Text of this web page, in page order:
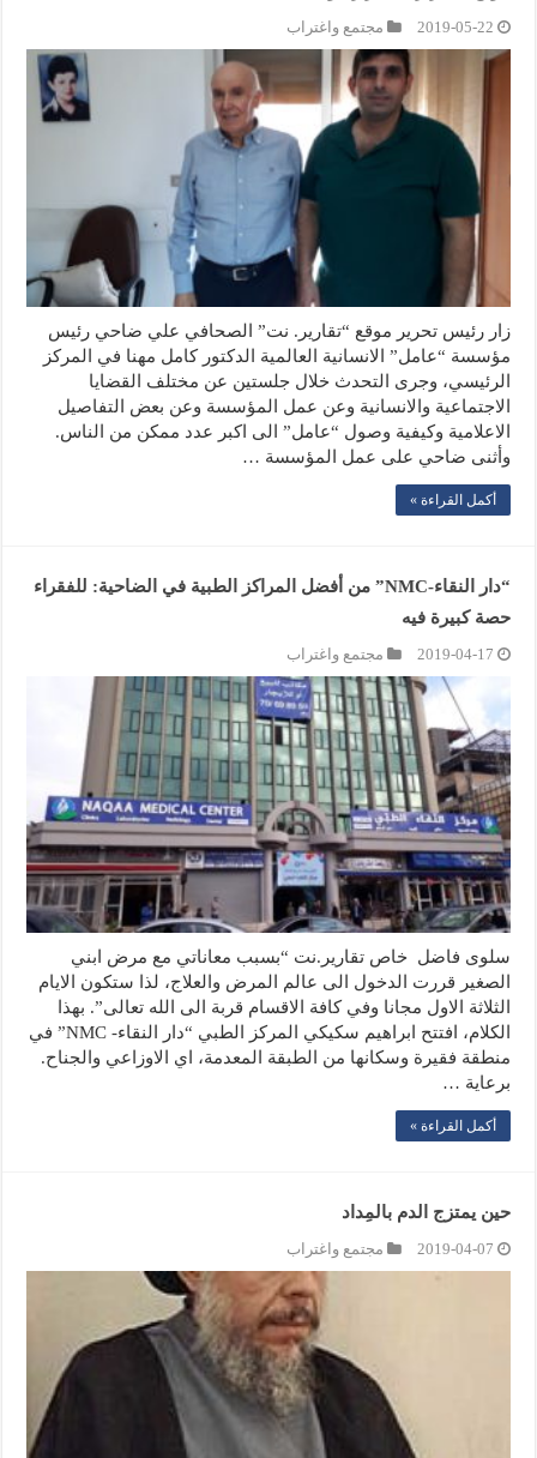
2019-05-22 مجتمع واغتراب
زار رئيس تحرير موقع “تقارير. نت” الصحافي علي ضاحي رئيس
مؤسسة “عامل” الانسانية العالمية الدكتور كامل مهنا في المركز
الرئيسي، وجرى التحدث خلال جلستين عن مختلف القضايا
الاجتماعية والانسانية وعن عمل المؤسسة وعن بعض التفاصيل
الاعلامية وكيفية وصول “عامل” الى اكبر عدد ممكن من الناس.
وأثنى ضاحي على عمل المؤسسة …
أكمل القراءة »
“دار النقاء-NMC” من أفضل المراكز الطبية في الضاحية: للفقراء
حصة كبيرة فيه
2019-04-17 مجتمع واغتراب
سلوى فاضل خاص تقارير.نت “بسبب معاناتي مع مرض ابني
الصغير قررت الدخول الى عالم المرض والعلاج، لذا ستكون الايام
الثلاثة الاول مجانا وفي كافة الاقسام قربة الى الله تعالى”. بهذا
الكلام، افتتح ابراهيم سكيكي المركز الطبي “دار النقاء- NMC” في
منطقة فقيرة وسكانها من الطبقة المعدمة، اي الاوزاعي والجناح.
برعاية …
أكمل القراءة »
حين يمتزج الدم بالمِداد
2019-04-07 مجتمع واغتراب